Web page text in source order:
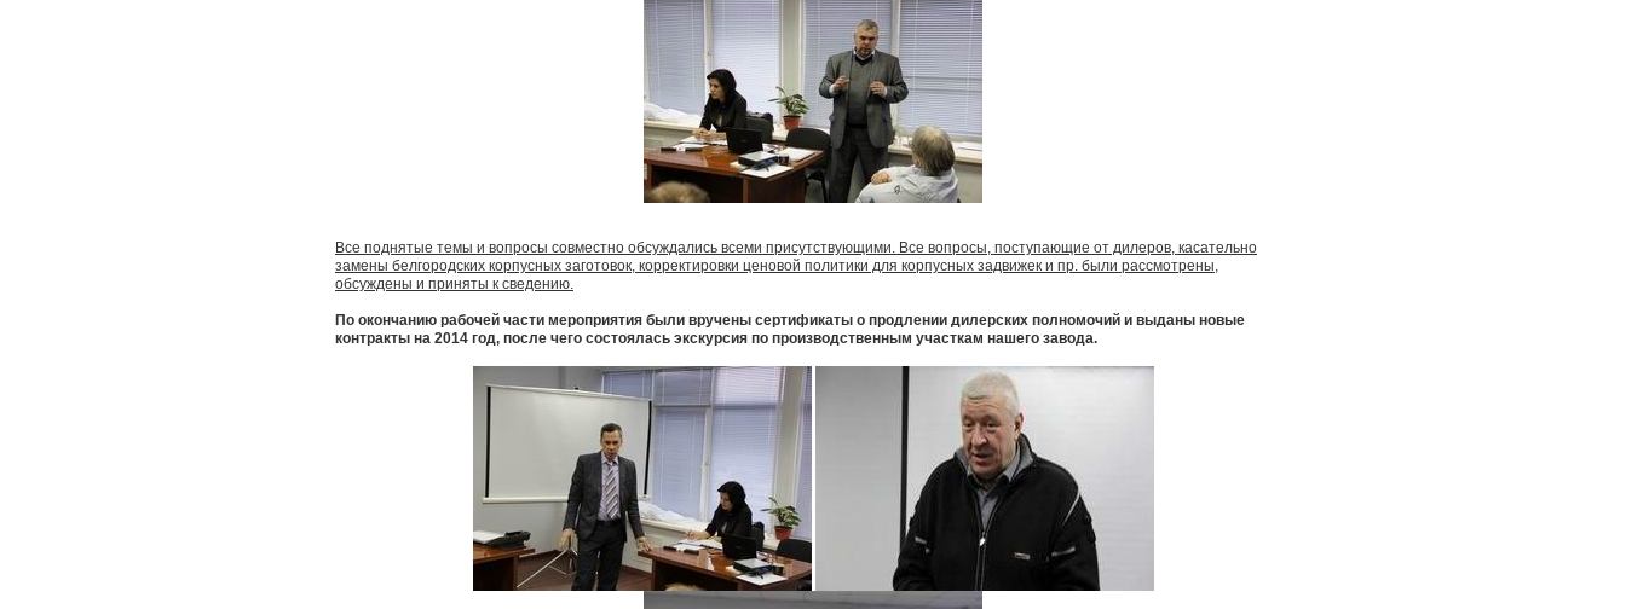
Все поднятые темы и вопросы совместно обсуждались всеми присутствующими. Все вопросы, поступающие от дилеров, касательно
замены белгородских корпусных заготовок, корректировки ценовой политики для корпусных задвижек и пр. были рассмотрены,
обсуждены и приняты к сведению.
По окончанию рабочей части мероприятия были вручены сертификаты о продлении дилерских полномочий и выданы новые
контракты на 2014 год, после чего состоялась экскурсия по производственным участкам нашего завода.